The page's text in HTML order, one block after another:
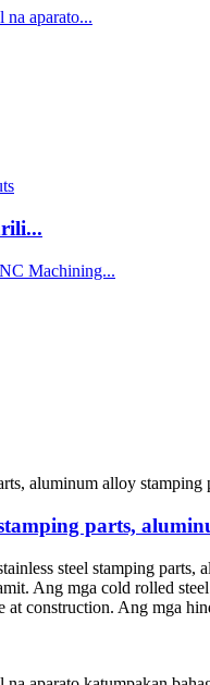
parts,
steel stamping
Ang mga cold rolled
construction. Ang mga